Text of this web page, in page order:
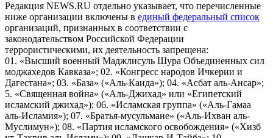
Редакция NEWS.RU отдельно указывает, что перечисленные
ниже организации включены в единый федеральный список
организаций, признанных в соответствии с
законодательством Российской Федерации
террористическими, их деятельность запрещена:
01. «Высший военный Маджлисуль Шура Объединенных сил
моджахедов Кавказа»; 02. «Конгресс народов Ичкерии и
Дагестана»; 03. «База» («Аль-Каида»); 04. «Асбат аль-Ансар»;
5. «Священная война» («Аль-Джихад» или «Египетский
исламский джихад»); 06. «Исламская группа» («Аль-Гамаа
аль-Исламия»); 07. «Братья-мусульмане» («Аль-Ихван аль-
Муслимун»); 08. «Партия исламского освобождения» («Хизб